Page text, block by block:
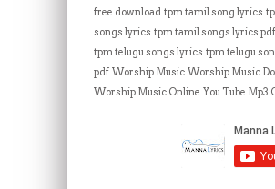
free download tpm tamil song lyrics
songs lyrics tpm tamil songs lyrics
tpm telugu songs lyrics tpm telugu
pdf Worship Music Worship Music
Worship Music Online You Tube Mp3